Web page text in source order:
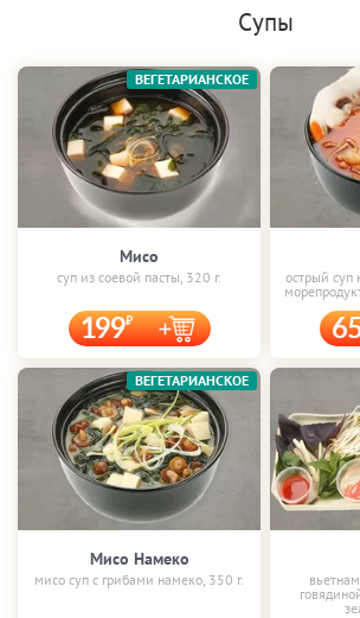
Супы
Мисо
суп из соевой пасты, 320 г.
199
ВЕГЕТАРИАНСКОЕ
острый суп
Мисо Намеко
мисо суп с грибами намеко, 350 г.
ВЕГЕТАРИАНСКОЕ